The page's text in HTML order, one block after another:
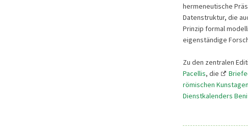
hermeneutische
Datenstruktur, die
Prinzip formal
eigenständige
Zu den zentralen
Pacellis, die
römischen
Dienstkalenders